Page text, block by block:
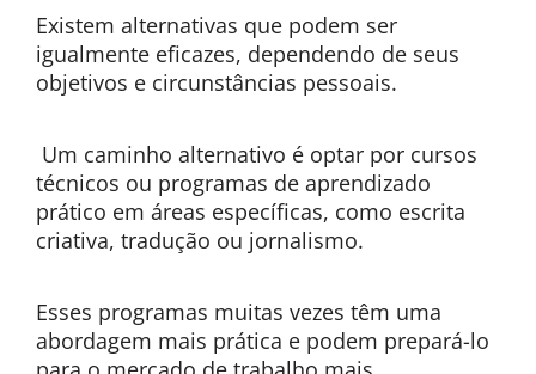
Existem alternativas que podem ser
igualmente eficazes, dependendo de seus
objetivos e circunstâncias pessoais.
Um caminho alternativo é optar por cursos
técnicos ou programas de aprendizado
prático em áreas específicas, como escrita
criativa, tradução ou jornalismo.
Esses programas muitas vezes têm uma
abordagem mais prática e podem prepará-lo